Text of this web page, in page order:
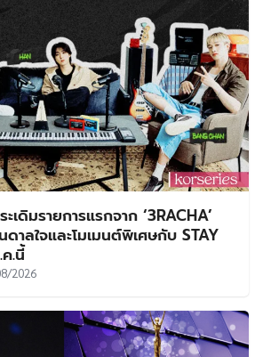
เดิมรายการแรกจาก ‘3RACHA’
าลใจและโมเมนต์พิเศษกับ STAY
.นี้
2026